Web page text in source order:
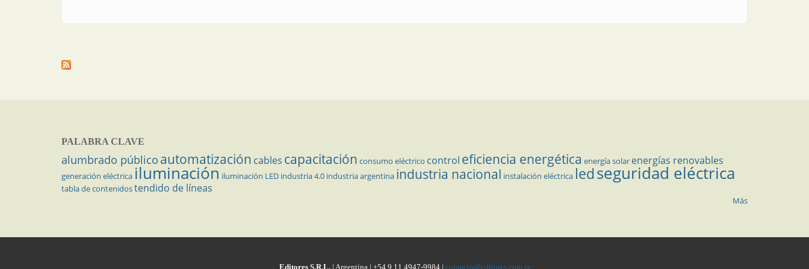
PALABRA CLAVE
alumbrado público automatización cables capacitación consumo eléctrico control eficiencia energética energía solar energías renovables
generación eléctrica iluminación iluminación LED industria 4.0 industria argentina industria nacional instalación eléctrica ledseguridad eléctrica
tabla de contenidostendido de líneas
Más
Editores S.R.L.| Argentina | +54 9 11 4947-9984 | contacto@editores.com.ar